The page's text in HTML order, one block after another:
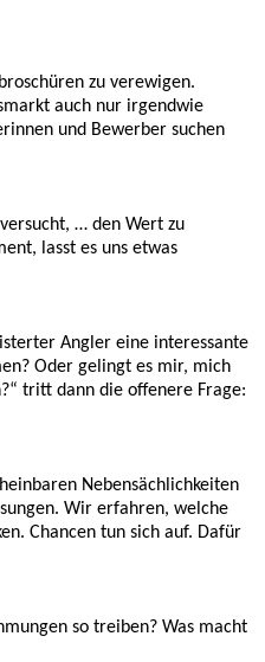
zu verewigen.
auch nur irgendwie
und Bewerber suchen
… den Wert zu
lasst es uns etwas
Angler eine interessante
Oder gelingt es mir, mich
tritt dann die offenere Frage:
Nebensächlichkeiten
Wir erfahren, welche
Chancen tun sich auf. Dafür
so treiben? Was macht